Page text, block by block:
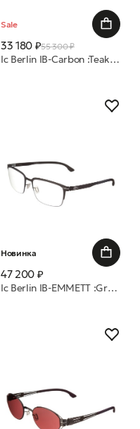
Sale
33 180 ₽55 300 ₽
Ic Berlin IB-Carbon :Teak :Black :Nougat :RX-Clear:Donnerstag оправа
Новинка
47 200 ₽
Ic Berlin IB-EMMETT :Graphite :Warm Grey :RX-Clear :Donnerstag 56 оправа